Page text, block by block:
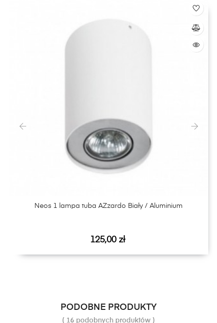
Neos 1 lampa tuba AZzardo Biały / Aluminium
Cena
125,00 zł
PODOBNE PRODUKTY
( 16 podobnych produktów )